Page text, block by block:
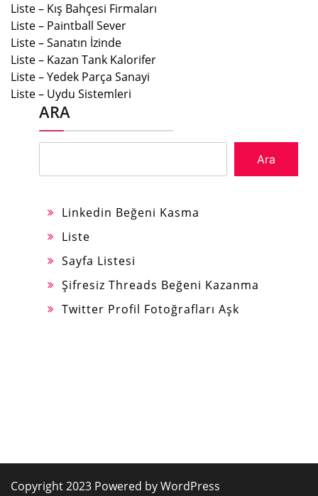
Liste – Kış Bahçesi Firmaları
Liste – Paintball Sever
Liste – Sanatın İzinde
Liste – Kazan Tank Kalorifer
Liste – Yedek Parça Sanayi
Liste – Uydu Sistemleri
ARA
Ara
Linkedin Beğeni Kasma
Liste
Sayfa Listesi
Şifresiz Threads Beğeni Kazanma
Twitter Profil Fotoğrafları Aşk
Copyright 2023 Powered by WordPress